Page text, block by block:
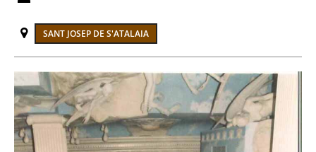
SANT JOSEP DE S'ATALAIA